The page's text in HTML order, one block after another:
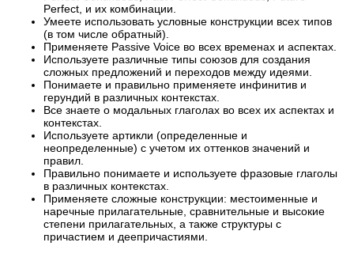
Perfect, и их комбинации.
Умеете использовать условные конструкции всех типов
(в том числе обратный).
Применяете Passive Voice во всех временах и аспектах.
Используете различные типы союзов для создания
сложных предложений и переходов между идеями.
Понимаете и правильно применяете инфинитив и
герундий в различных контекстах.
Все знаете о модальных глаголах во всех их аспектах и
контекстах.
Используете артикли (определенные и
неопределенные) с учетом их оттенков значений и
правил.
Правильно понимаете и используете фразовые глаголы
в различных контекстах.
Применяете сложные конструкции: местоименные и
наречные прилагательные, сравнительные и высокие
степени прилагательных, а также структуры с
причастием и деепричастиями.